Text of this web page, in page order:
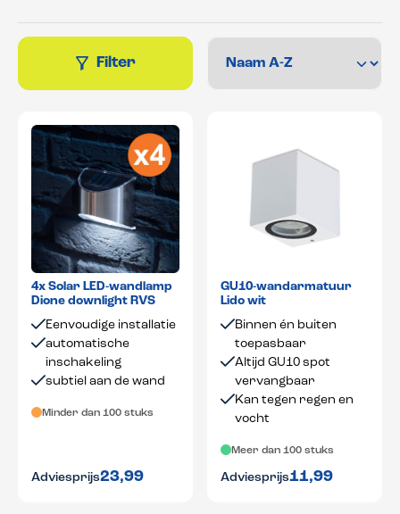
Filter
4x Solar LED-wandlamp
Dione downlight RVS
Eenvoudige installatie
automatische
inschakeling
subtiel aan de wand
Minder dan 100 stuks
Adviesprijs23,99
GU10-wandarmatuur
Lido wit
Binnen én buiten
toepasbaar
Altijd GU10 spot
vervangbaar
Kan tegen regen en
vocht
Meer dan 100 stuks
Adviesprijs11,99